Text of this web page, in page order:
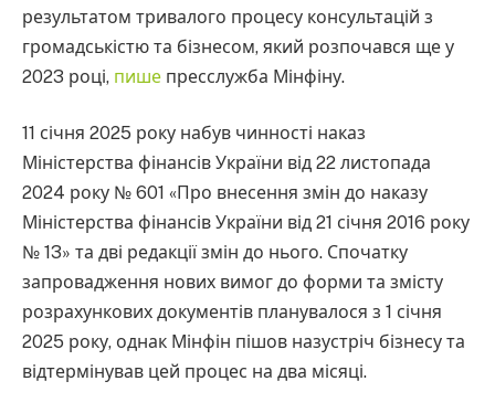
результатом тривалого процесу консультацій з
громадськістю та бізнесом, який розпочався ще у
2023 році, пише пресслужба Мінфіну.
11 січня 2025 року набув чинності наказ
Міністерства фінансів України від 22 листопада
2024 року № 601 «Про внесення змін до наказу
Міністерства фінансів України від 21 січня 2016 року
№ 13» та дві редакції змін до нього. Спочатку
запровадження нових вимог до форми та змісту
розрахункових документів планувалося з 1 січня
2025 року, однак Мінфін пішов назустріч бізнесу та
відтермінував цей процес на два місяці.